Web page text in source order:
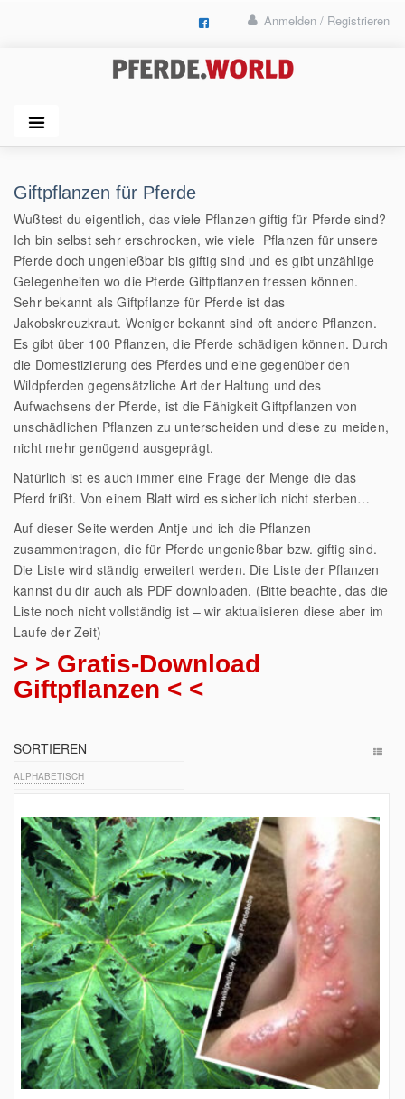
Anmelden / Registrieren
Giftpflanzen für Pferde
Wußtest du eigentlich, das viele Pflanzen giftig für Pferde sind?
Ich bin selbst sehr erschrocken, wie viele Pflanzen für unsere
Pferde doch ungenießbar bis giftig sind und es gibt unzählige
Gelegenheiten wo die Pferde Giftpflanzen fressen können.
Sehr bekannt als Giftpflanze für Pferde ist das
Jakobskreuzkraut. Weniger bekannt sind oft andere Pflanzen.
Es gibt über 100 Pflanzen, die Pferde schädigen können. Durch
die Domestizierung des Pferdes und eine gegenüber den
Wildpferden gegensätzliche Art der Haltung und des
Aufwachsens der Pferde, ist die Fähigkeit Giftpflanzen von
unschädlichen Pflanzen zu unterscheiden und diese zu meiden,
nicht mehr genügend ausgeprägt.
Natürlich ist es auch immer eine Frage der Menge die das
Pferd frißt. Von einem Blatt wird es sicherlich nicht sterben…
Auf dieser Seite werden Antje und ich die Pflanzen
zusammentragen, die für Pferde ungenießbar bzw. giftig sind.
Die Liste wird ständig erweitert werden. Die Liste der Pflanzen
kannst du dir auch als PDF downloaden. (Bitte beachte, das die
Liste noch nicht vollständig ist – wir aktualisieren diese aber im
Laufe der Zeit)
> > Gratis-Download
Giftpflanzen < <
SORTIEREN
ALPHABETISCH